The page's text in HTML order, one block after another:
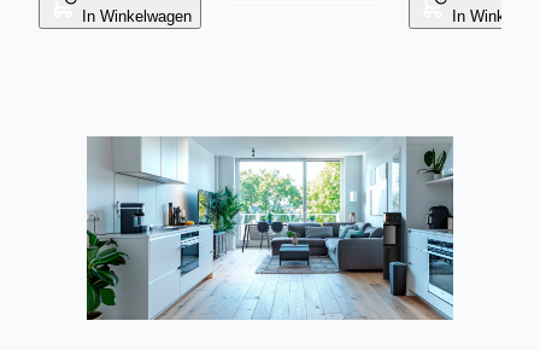
In Winkelwagen In